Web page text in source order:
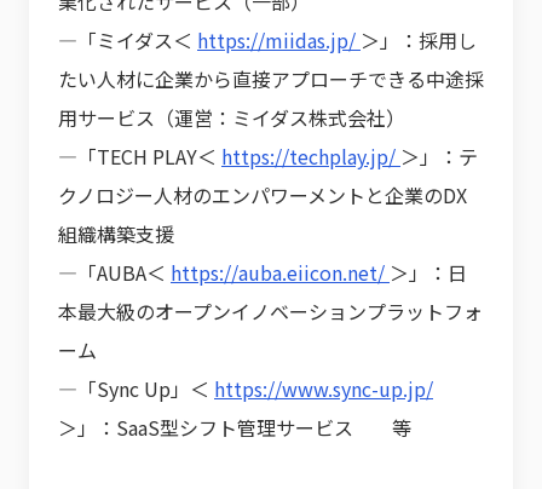
―「ミイダス＜ https://miidas.jp/ ＞」：採用し
たい人材に企業から直接アプローチできる中途採
用サービス（運営：ミイダス株式会社）
―「TECH PLAY＜ https://techplay.jp/ ＞」：テ
クノロジー人材のエンパワーメントと企業のDX
組織構築支援
―「AUBA＜ https://auba.eiicon.net/ ＞」：日
本最大級のオープンイノベーションプラットフォ
ーム
―「Sync Up」＜ https://www.sync-up.jp/
＞」：SaaS型シフト管理サービス 等